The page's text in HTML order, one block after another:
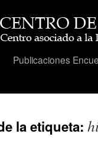
Publicaciones
la etiqueta: